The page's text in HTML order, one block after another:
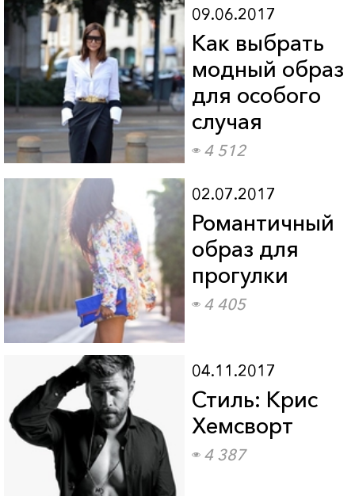
09.06.2017
Как выбрать
модный образ
для особого
случая
4 512
02.07.2017
Романтичный
образ для
прогулки
4 405
04.11.2017
Стиль: Крис
Хемсворт
4 387